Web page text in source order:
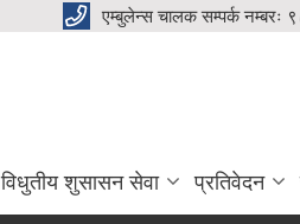
एम्बुलेन्स चालक सम्पर्क
विधुतीय शुसासन सेवा प्रतिवेदन